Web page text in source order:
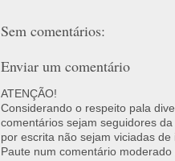
Sem comentários:
Enviar um comentário
ATENÇÃO!
Considerando o respeito pala
comentários sejam seguidores
por escrita não sejam viciadas
Paute num comentário